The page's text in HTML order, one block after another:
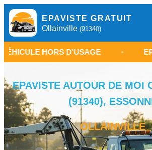
EPAVISTE GRATUIT
Ollainville (91340)
D'USAGE • EPAVISTE
EPAVISTE AUTOUR DE MOI
(91340),
OLLAINVILLE